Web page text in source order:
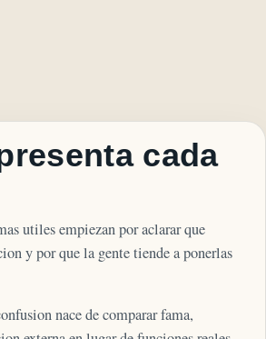
cada
utiles empiezan por aclarar que
y por que la gente tiende a ponerlas
nace de comparar fama,